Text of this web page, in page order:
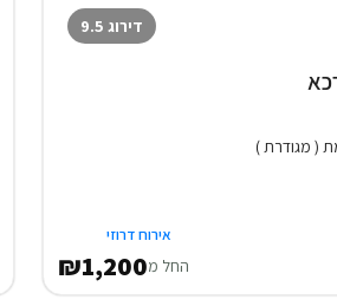
דירוג 9.5
( מגודרת )
אירוח דרוזי
החל מ₪1,200